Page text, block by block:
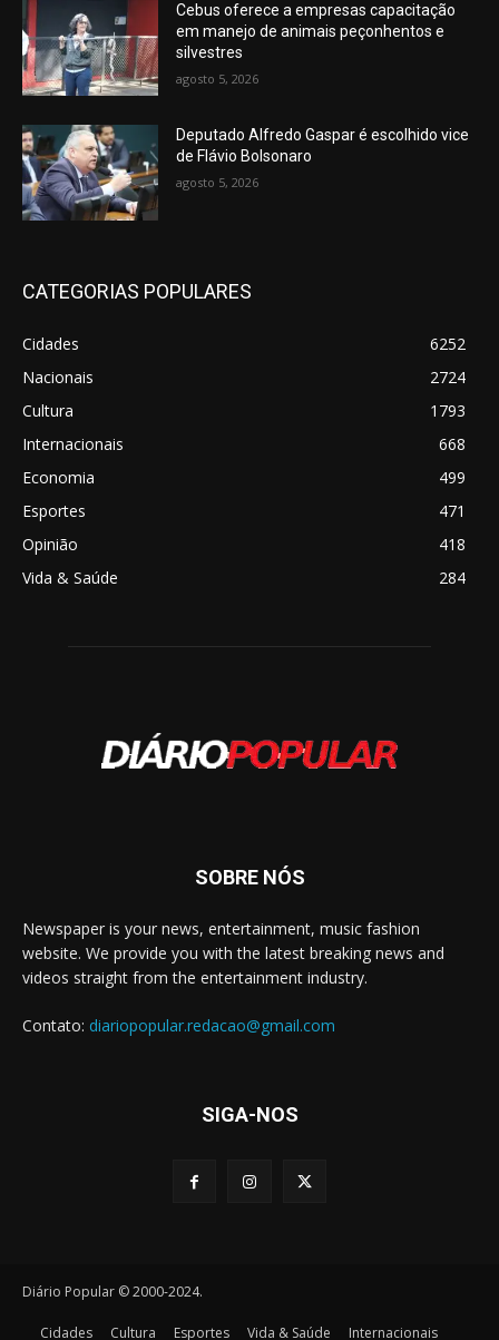
Cebus oferece a empresas capacitação
em manejo de animais peçonhentos e
silvestres
agosto 5, 2026
Deputado Alfredo Gaspar é escolhido vice
de Flávio Bolsonaro
agosto 5, 2026
CATEGORIAS POPULARES
Cidades
6252
Nacionais
2724
Cultura
1793
Internacionais
668
Economia
499
Esportes
471
Opinião
418
Vida & Saúde
284
SOBRE NÓS
Newspaper is your news, entertainment, music fashion
website. We provide you with the latest breaking news and
videos straight from the entertainment industry.
Contato: diariopopular.redacao@gmail.com
SIGA-NOS
Diário Popular © 2000-2024.
Cidades Cultura Esportes Vida & Saúde Internacionais